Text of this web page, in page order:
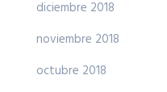
diciembre 2018
noviembre 2018
octubre 2018